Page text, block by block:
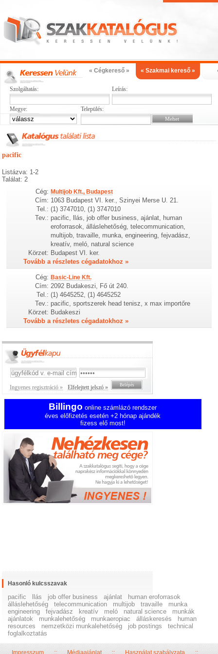
« Cégkereső » « Szakmai kereső »
Szolgáltatás: Leírás:
Megye: Település:
pacific
Listázva: 1-2
Találat: 2
Cég: Multijob Kft., Budapest
Cím: 1063 Budapest VI. ker., Szinyei Merse U. 21.
Tel.: (1) 3747010, (1) 3747010
Tev.: pacific, llás, job offer business, ajánlat, human
eroforrasok, álláslehetőség, telecommunication,
multijob, travaille, munka, engineering, fejvadász,
kreatív, meló, natural science
Körzet: Budapest VI. ker.
Tovább a részletes cégadatokhoz »
Cég: Basic-Line Kft.
Cím: 2092 Budakeszi, Fő út 240.
Tel.: (1) 4645252, (1) 4645252
Tev.: pacific, sportszerek head tenisz, x max importőre
Körzet: Budakeszi
Tovább a részletes cégadatokhoz »
Ingyenes regisztráció » Elfelejtett jelszó »
Billingo online számlázó rendszer
éves előfizetés esetén +2 hónap ajándék
fizess elő most!
Hasonló kulcsszavak
pacific llás job offer business ajánlat
human eroforrasok
álláslehetőség
telecommunication multijob travaille
munka
engineering
fejvadász kreatív meló natural science
munkák
ajánlatok
munkalehetőség munkaeropiac álláskeresés
human
resources
nemzetközi munkalehetőség job postings
technical
foglalkoztatás
Impresszum::Médiaajánlat::Használat szabályzata::